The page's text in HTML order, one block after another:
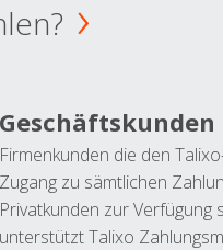
Geschäftskunden
Firmenkunden die den
Zugang zu sämtlichen
Privatkunden zur Verfügung
unterstützt Talixo